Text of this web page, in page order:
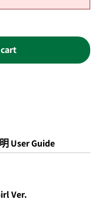
User Guide
Ver.